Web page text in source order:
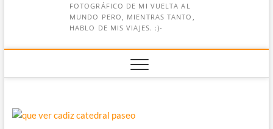
FOTOGRÁFICO DE MI VUELTA AL
MUNDO PERO, MIENTRAS TANTO,
HABLO DE MIS VIAJES. :)-